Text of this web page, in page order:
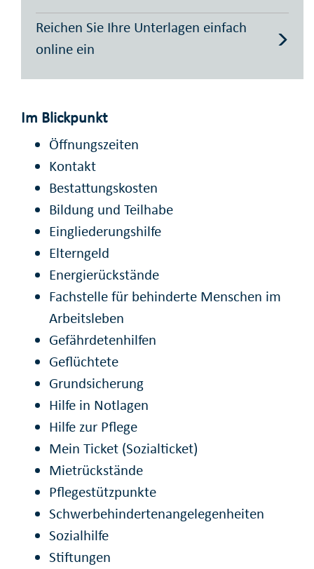
Reichen Sie Ihre Unterlagen einfach
online ein
Im Blickpunkt
Öffnungszeiten
Kontakt
Bestattungskosten
Bildung und Teilhabe
Eingliederungshilfe
Elterngeld
Energierückstände
Fachstelle für behinderte Menschen im
Arbeitsleben
Gefährdetenhilfen
Geflüchtete
Grundsicherung
Hilfe in Notlagen
Hilfe zur Pflege
Mein Ticket (Sozialticket)
Mietrückstände
Pflegestützpunkte
Schwerbehindertenangelegenheiten
Sozialhilfe
Stiftungen